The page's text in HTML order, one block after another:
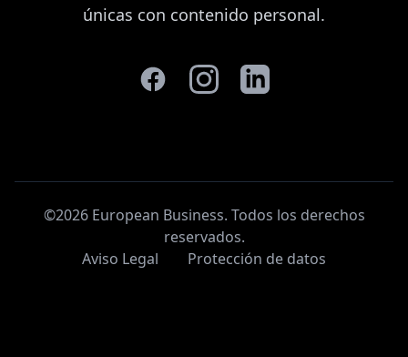
únicas con contenido personal.
©2026 European Business. Todos los derechos
reservados.
Aviso Legal
Protección de datos